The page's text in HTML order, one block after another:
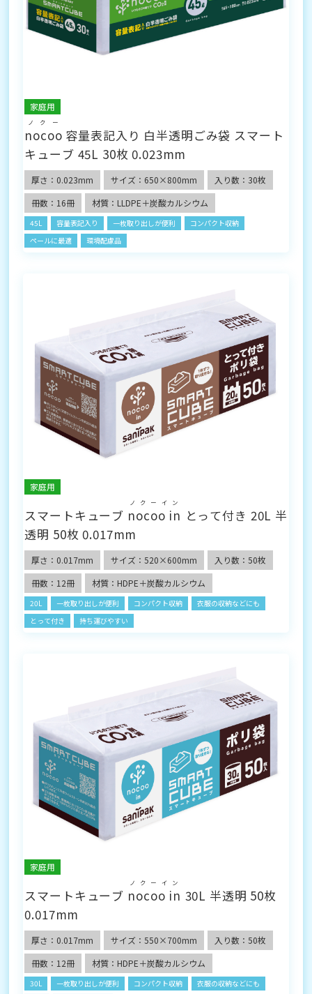
家庭用
nocoo
ノクー
容量表記入り 白半透明ごみ袋 スマート
キューブ 45L 30枚 0.023mm
厚さ：0.023mm サイズ：650×800mm
入り数：30枚
冊数：16冊
材質：LLDPE＋炭酸カルシウム
45L 容量表記入り 一枚取り出しが便利
コンパクト収納
ペールに最適
環境配慮品
家庭用
スマートキューブ nocoo in
ノクーイン
とって付き 20L 半
透明 50枚 0.017mm
厚さ：0.017mm サイズ：520×600mm
入り数：50枚
冊数：12冊
材質：HDPE＋炭酸カルシウム
20L 一枚取り出しが便利 コンパクト収納
衣服の収納などにも
とって付き
持ち運びやすい
家庭用
スマートキューブ nocoo in
ノクーイン
30L 半透明 50枚
0.017mm
厚さ：0.017mm サイズ：550×700mm
入り数：50枚
冊数：12冊
材質：HDPE＋炭酸カルシウム
30L 一枚取り出しが便利 コンパクト収納
衣服の収納などにも